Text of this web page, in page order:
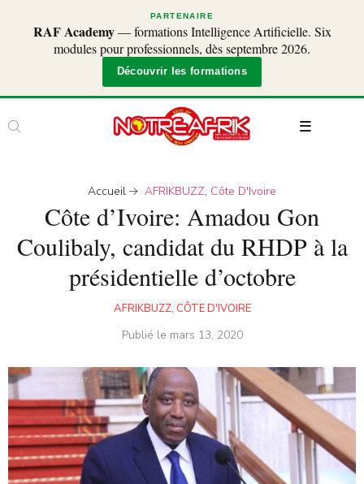
PARTENAIRE
RAF Academy— formations Intelligence Artificielle. Six
modules pour professionnels, dès septembre 2026.
Découvrir les formations
Accueil AFRIKBUZZ, Côte D'Ivoire
Côte d’Ivoire: Amadou Gon
Coulibaly, candidat du RHDP à la
présidentielle d’octobre
AFRIKBUZZ, CÔTE D'IVOIRE
Publié le mars 13, 2020